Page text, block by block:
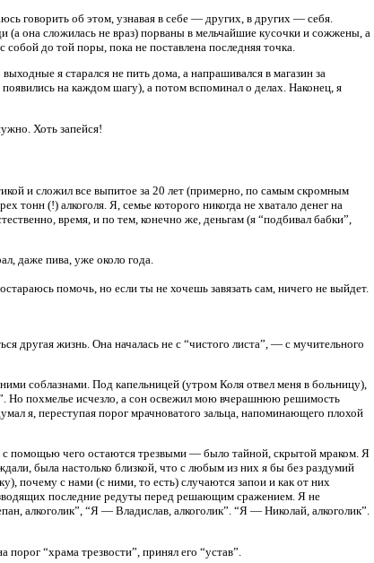
говорить об этом, узнавая в себе — других, в других — себя.
(а она сложилась не враз) порваны в мельчайшие кусочки и сожжены, а
до той поры, пока не поставлена последняя точка.
я старался не пить дома, а напрашивался в магазин за
на каждом шагу), а потом вспоминал о делах. Наконец, я
Хоть запейся!
и сложил все выпитое за 20 лет (примерно, по самым скромным
тонн (!) алкоголя. Я, семье которого никогда не хватало денег на
время, и по тем, конечно же, деньгам (я “подбивал бабки”,
даже пива, уже около года.
помочь, но если ты не хочешь завязать сам, ничего не выйдет.
другая жизнь. Она началась не с “чистого листа”, — с мучительного
соблазнами. Под капельницей (утром Коля отвел меня в больницу),
Но похмелье исчезло, а сон освежил мою вчерашнюю решимость
я, переступая порог мрачноватого зальца, напоминающего плохой
с помощью чего остаются трезвыми — было тайной, скрытой мраком. Я
была настолько близкой, что с любым из них я бы без раздумий
почему с нами (с ними, то есть) случаются запои и как от них
последние редуты перед решающим сражением. Я не
алкоголик”, “Я — Владислав, алкоголик”. “Я — Николай, алкоголик”.
“храма трезвости”, принял его “устав”.